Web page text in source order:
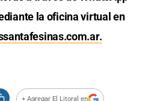
la oficina virtual en
+ Agregar El Litoral en